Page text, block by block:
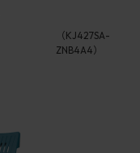
（KJ427SA-
ZNB4A4）